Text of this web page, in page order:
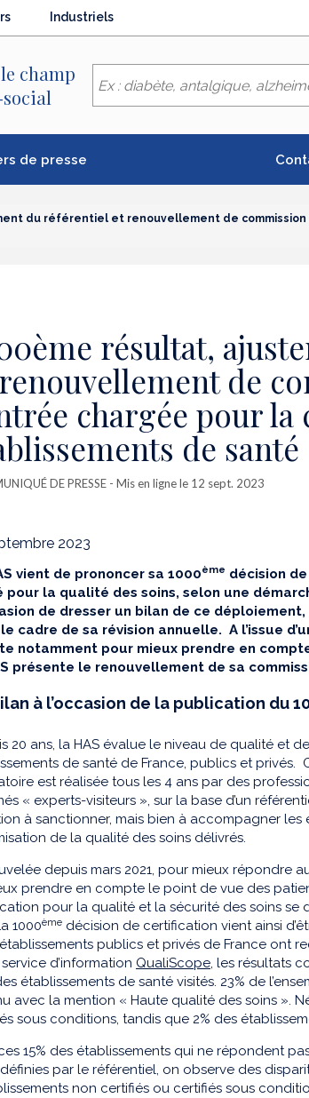
Industriels
champ
de presse
du référentiel et renouvellement de
résultat,
de
chargée pour
de santé
DE PRESSE - Mis en ligne le 12 sept. 2023
2023
vient de prononcer sa 1000ème décision
pour la qualité des soins, selon une
de dresser un bilan de ce
cadre de sa révision annuelle. A l’issue
notamment pour mieux prendre en
présente le renouvellement de sa
à l’occasion de la publication du
20 ans, la HAS évalue le niveau de qualité et
de santé de France, publics et
est réalisée tous les 4 ans par des
« experts-visiteurs », sur la base d’un
à sanctionner, mais bien à accompagner les
de la qualité des soins délivrés.
depuis mars 2021, pour mieux répondre
prendre en compte le point de vue des
pour la qualité et la sécurité des soins se
1000ème décision de certification vient ainsi
publics et privés de France ont
d’information QualiScope, les résultats
établissements de santé visités. 23% de
avec la mention « Haute qualité des soins ».
sous conditions, tandis que 2% des
15% des établissements qui ne répondent
par le référentiel, on observe des
non certifiés ou certifiés sous